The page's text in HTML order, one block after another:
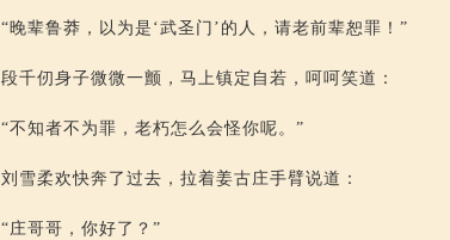
“晚辈鲁莽，以为是‘武圣门’的人，请老前辈恕罪！”
段千仞身子微微一颤，马上镇定自若，呵呵笑道：
“不知者不为罪，老朽怎么会怪你呢。”
刘雪柔欢快奔了过去，拉着姜古庄手臂说道：
“庄哥哥，你好了？”